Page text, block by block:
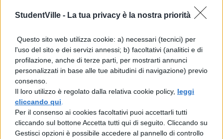
StudentVille - La tua privacy è la nostra priorità
Questo sito web utilizza cookie: a) necessari (tecnici) per
l'uso del sito e dei servizi annessi; b) facoltativi (analitici e di
profilazione, anche di terze parti, per mostrarti annunci
personalizzati in base alle tue abitudini di navigazione) previo
consenso.
Il loro utilizzo è regolato dalla relativa cookie policy, leggi
cliccando qui
Per il consenso ai cookies facoltativi puoi accettarli tutti
cliccando sul bottone Accetta tutti qui di seguito. Cliccando su
Gestisci opzioni è possibile accedere al pannello di controllo
attaccato alla porta di quello che era il
bar di Gabriella, nel film Febbre da
Cavallo, fidanzata di Mandrake;
Murales in Viale Jonio
(Montesacro):L’opera è stata realizzata
da Anna Maria Tierno, in collaborazione
con l’associazione “Arte e città a colori”.
Un omaggio a colori “Ar Cavaliere Nero”;